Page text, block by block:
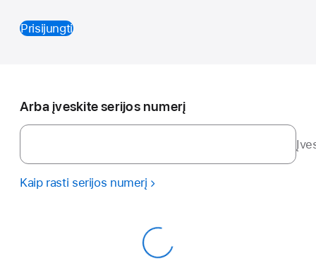
Prisijungti
Arba įveskite serijos numerį
Kaip rasti serijos numerį